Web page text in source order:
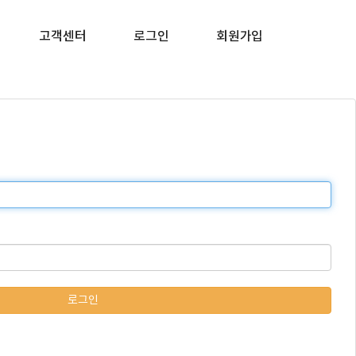
고객센터 로그인 회원가입
로그인